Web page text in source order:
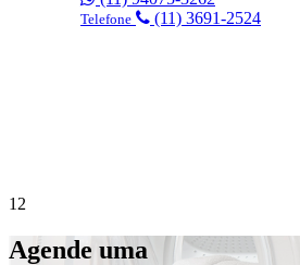
Telefone (11) 3691-2524
1 2
Agende uma